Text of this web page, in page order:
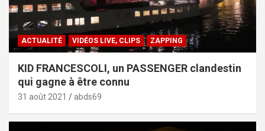
ACTUALITÉ VIDÉOS LIVE, CLIPS ZAPPING
KID FRANCESCOLI, un PASSENGER clandestin
qui gagne à être connu
31 août 2021 abds69